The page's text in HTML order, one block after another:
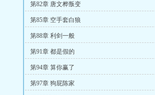
第82章 唐文桦叛变
第85章 空手套白狼
第88章 利剑一般
第91章 都是假的
第94章 算你赢了
第97章 狗屁陈家